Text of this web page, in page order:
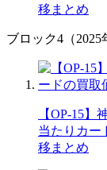
移まとめ
ブロック4（2025
【OP-15】
当たりカー
移まとめ